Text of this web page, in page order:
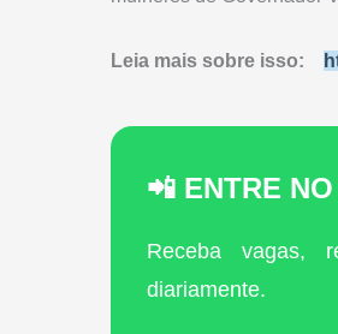
Leia mais sobre isso:
📲 ENTRE
Receba vagas,
diariamente.